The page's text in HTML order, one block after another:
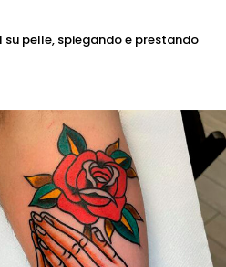
pelle, spiegando e prestando